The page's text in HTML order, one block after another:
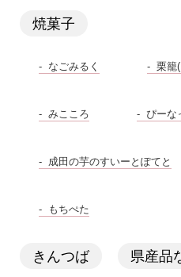
焼菓子
なごみるく 栗籠
みこころ ぴーな
成田の芋のすいーとぽてと
もちぺた
きんつば 県産品